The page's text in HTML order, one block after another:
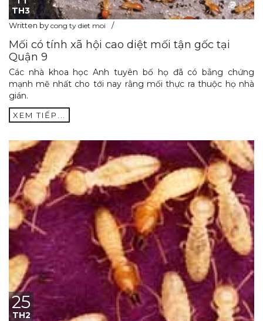
TH3
Written by cong ty diet moi
Mối có tính xã hội cao diệt mối tận gốc tại
Quận 9
Các nhà khoa học Anh tuyên bố họ đã có bằng chứng
mạnh mẽ nhất cho tới nay rằng mối thực ra thuộc họ nhà
gián.
XEM TIẾP...
25
TH2